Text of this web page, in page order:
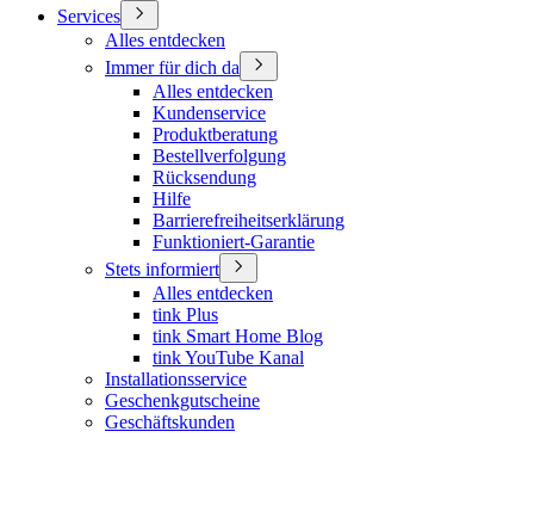
Services
Alles entdecken
Immer für dich da
Alles entdecken
Kundenservice
Produktberatung
Bestellverfolgung
Rücksendung
Hilfe
Barrierefreiheitserklärung
Funktioniert-Garantie
Stets informiert
Alles entdecken
tink Plus
tink Smart Home Blog
tink YouTube Kanal
Installationsservice
Geschenkgutscheine
Geschäftskunden